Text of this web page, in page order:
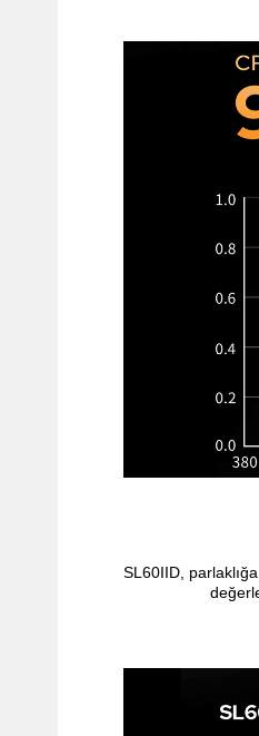
SL60IID,